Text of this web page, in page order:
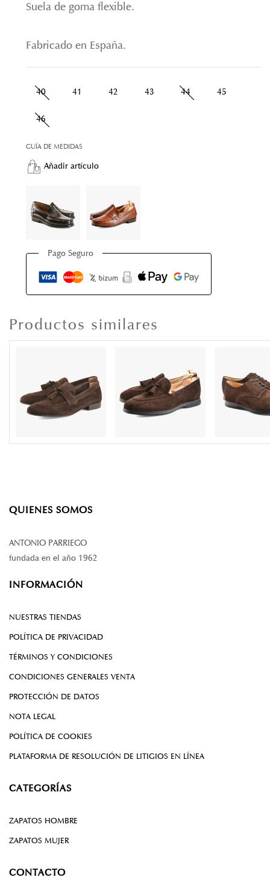
Suela de goma flexible.
Fabricado en España.
40 41 42 43 44 45
46
GUÍA DE MEDIDAS
Añadir artículo
Pago Seguro
Productos similares
QUIENES SOMOS
ANTONIO PARRIEGO
fundada en el año 1962
INFORMACIÓN
NUESTRAS TIENDAS
POLÍTICA DE PRIVACIDAD
TÉRMINOS Y CONDICIONES
CONDICIONES GENERALES VENTA
PROTECCIÓN DE DATOS
NOTA LEGAL
POLÍTICA DE COOKIES
PLATAFORMA DE RESOLUCIÓN DE LITIGIOS EN LÍNEA
CATEGORÍAS
ZAPATOS HOMBRE
ZAPATOS MUJER
CONTACTO